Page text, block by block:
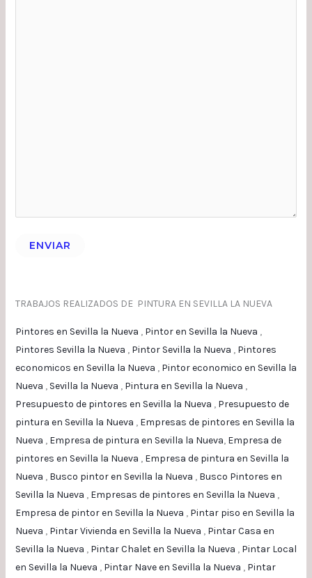
ENVIAR
TRABAJOS REALIZADOS DE PINTURA EN SEVILLA LA NUEVA
Pintores en Sevilla la Nueva , Pintor en Sevilla la Nueva ,
Pintores Sevilla la Nueva , Pintor Sevilla la Nueva , Pintores
economicos en Sevilla la Nueva , Pintor economico en Sevilla la
Nueva , Sevilla la Nueva , Pintura en Sevilla la Nueva ,
Presupuesto de pintores en Sevilla la Nueva , Presupuesto de
pintura en Sevilla la Nueva , Empresas de pintores en Sevilla la
Nueva , Empresa de pintura en Sevilla la Nueva, Empresa de
pintores en Sevilla la Nueva , Empresa de pintura en Sevilla la
Nueva , Busco pintor en Sevilla la Nueva , Busco Pintores en
Sevilla la Nueva , Empresas de pintores en Sevilla la Nueva ,
Empresa de pintor en Sevilla la Nueva , Pintar piso en Sevilla la
Nueva , Pintar Vivienda en Sevilla la Nueva , Pintar Casa en
Sevilla la Nueva , Pintar Chalet en Sevilla la Nueva , Pintar Local
en Sevilla la Nueva , Pintar Nave en Sevilla la Nueva , Pintar